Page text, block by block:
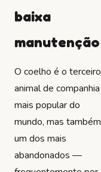
baixa
manutenção
O coelho é o terceiro
animal de companhia
mais popular do
mundo, mas também
um dos mais
abandonados —